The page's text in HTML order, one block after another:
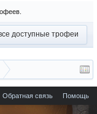
доступные трофеи
Обратная связь Помощь